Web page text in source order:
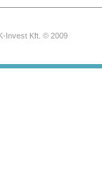
Invest Kft. © 2009